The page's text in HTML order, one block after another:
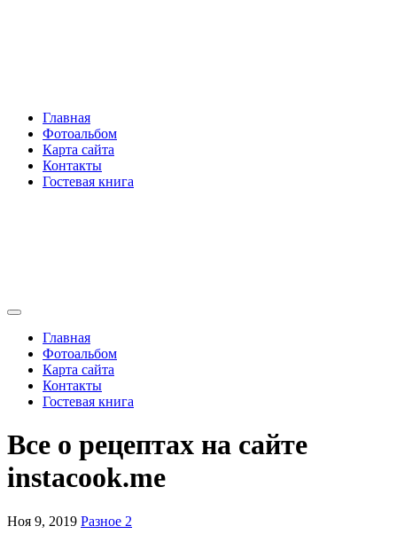
Главная
Фотоальбом
Карта сайта
Контакты
Гостевая книга
Главная
Фотоальбом
Карта сайта
Контакты
Гостевая книга
Все о рецептах на сайте
instacook.me
Ноя 9, 2019 Разное 2